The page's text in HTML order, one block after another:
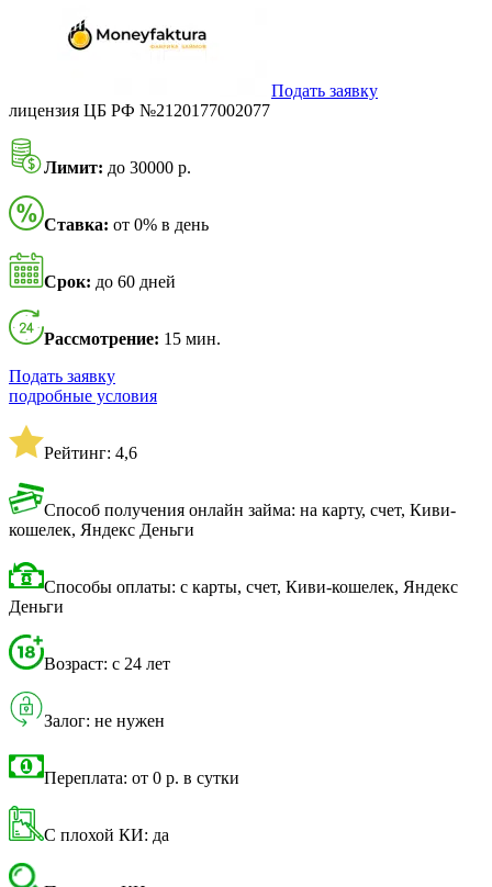
Подать заявку
лицензия ЦБ РФ №2120177002077
Лимит: до 30000 р.
Ставка: от 0% в день
Срок: до 60 дней
Рассмотрение: 15 мин.
Подать заявку
подробные условия
Рейтинг: 4,6
Способ получения онлайн займа: на карту, счет, Киви-
кошелек, Яндекс Деньги
Способы оплаты: с карты, счет, Киви-кошелек, Яндекс
Деньги
Возраст: с 24 лет
Залог: не нужен
Переплата: от 0 р. в сутки
С плохой КИ: да